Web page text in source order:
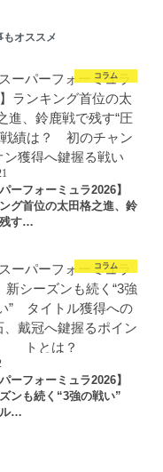
オススメ
コラム
パーフォーミュラ2026】
グ首位の太田格之進、鈴
す…
コラム
パーフォーミュラ2026】
ンも続く“3強の戦い”
ル…